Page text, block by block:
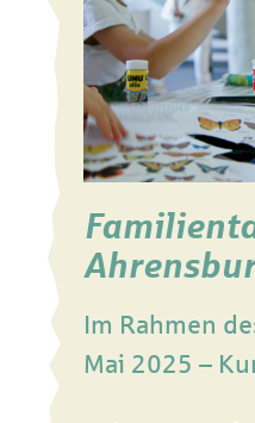
Im Rahmen
Mai 2025 –